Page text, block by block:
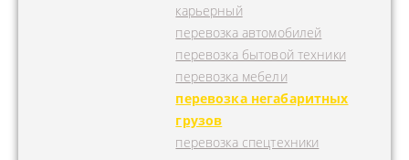
карьерный
перевозка автомобилей
перевозка бытовой техники
перевозка мебели
перевозка негабаритных
грузов
перевозка спецтехники